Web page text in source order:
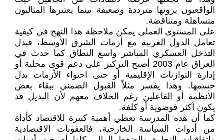
الواقعيون يرونها مترددة وضعيفة بينما يعتبرها المثاليون
متساهلة ومتناقضة.
على المستوى العملي يمكن ملاحظة هذا النهج في كيفية
تعامل الدول الغربية مع أزمات الشرق الأوسط، فبدل
التدخل العسكري المباشر واسع النطاق كما حدث في
العراق عام 2003 أصبح التركيز على دعم قوى محلية أو
إدارة التوازنات الإقليمية أو حتى احتواء الأزمات بدل
حسمها. وهذا يفسر مثلاً القبول الضمني ببقاء بعض
الأنظمة أو الفاعلين رغم الخلاف معهم لأن البديل قد
يكون أكثر فوضوية أو كلفة.
كما أن هذه المدرسة تعطي أهمية كبيرة للاقتصاد كأداة
من أدوات السياسة الخارجية، فالعقوبات الاقتصادية